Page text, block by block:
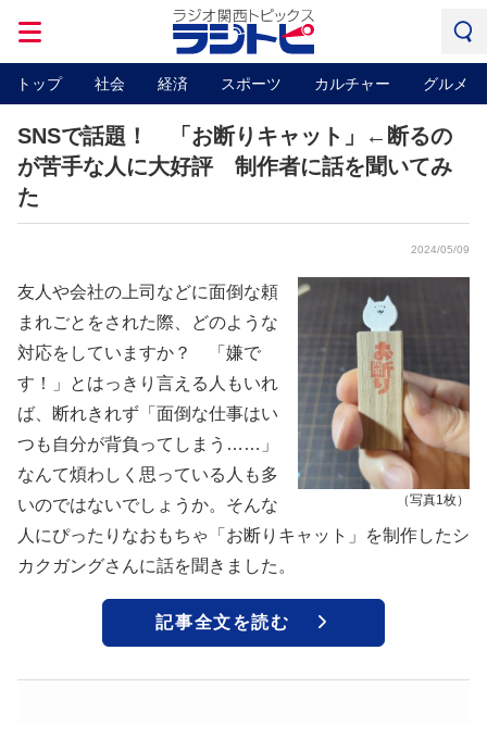
トップ 社会 経済 スポーツ カルチャー グルメ
SNSで話題！ 「お断りキャット」←断るの
が苦手な人に大好評 制作者に話を聞いてみ
た
2024/05/09
（写真1枚）
友人や会社の上司などに面倒な頼
まれごとをされた際、どのような
対応をしていますか？ 「嫌で
す！」とはっきり言える人もいれ
ば、断れきれず「面倒な仕事はい
つも自分が背負ってしまう……」
なんて煩わしく思っている人も多
いのではないでしょうか。そんな
人にぴったりなおもちゃ「お断りキャット」を制作したシ
カクガングさんに話を聞きました。
記事全文を読む